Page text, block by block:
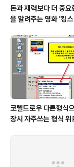
돈과 재력보다 더 중요
을 알려주는 영화 '킹
코렐드로우 다른형식
장시 자주쓰는 형식 위